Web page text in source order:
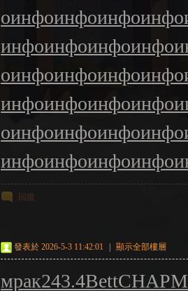
оинфоинфоинфоинфо
инфоинфоинфоинфо
оинфоинфоинфоинфо
инфоинфоинфоинфо
оинфоинфоинфоинфо
инфоинфоинфоинфо
回復
發表於 2026-5-3 11:42:01 顯示全部樓層
мрак243.4BettCHAP